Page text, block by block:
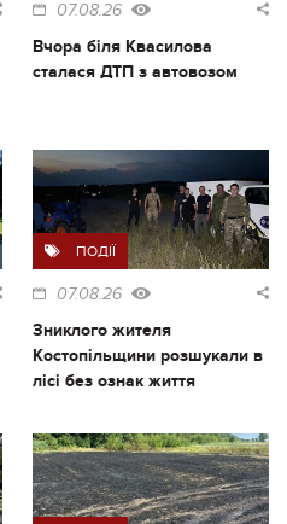
07.08.26
Вчора біля Квасилова
сталася ДТП з автовозом
ПОДІЇ
07.08.26
Зниклого жителя
Костопільщини розшукали в
лісі без ознак життя